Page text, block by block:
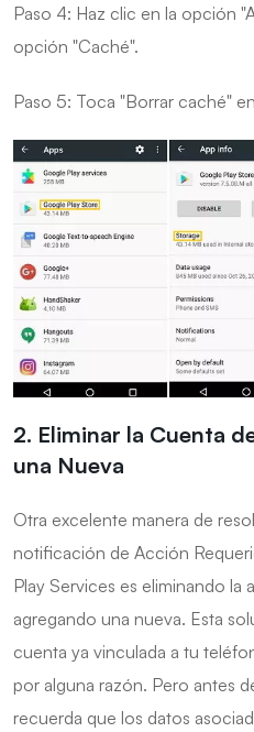
Paso 4: Haz clic en la opción
opción "Caché".
Paso 5: Toca "Borrar caché"
2. Eliminar la Cuenta
una Nueva
Otra excelente manera de
notificación de Acción
Play Services es eliminando la
agregando una nueva. Esta
cuenta ya vinculada a tu
por alguna razón. Pero antes
recuerda que los datos